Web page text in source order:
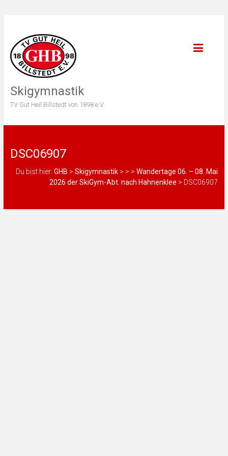
Skigymnastik
TV Gut Heil Billstedt von 1898 e.V.
DSC06907
Du bist hier: GHB >Skigymnastik > > >Wandertage 06. – 08. Mai
2026 der SkiGym-Abt. nach Hahnenklee > DSC06907